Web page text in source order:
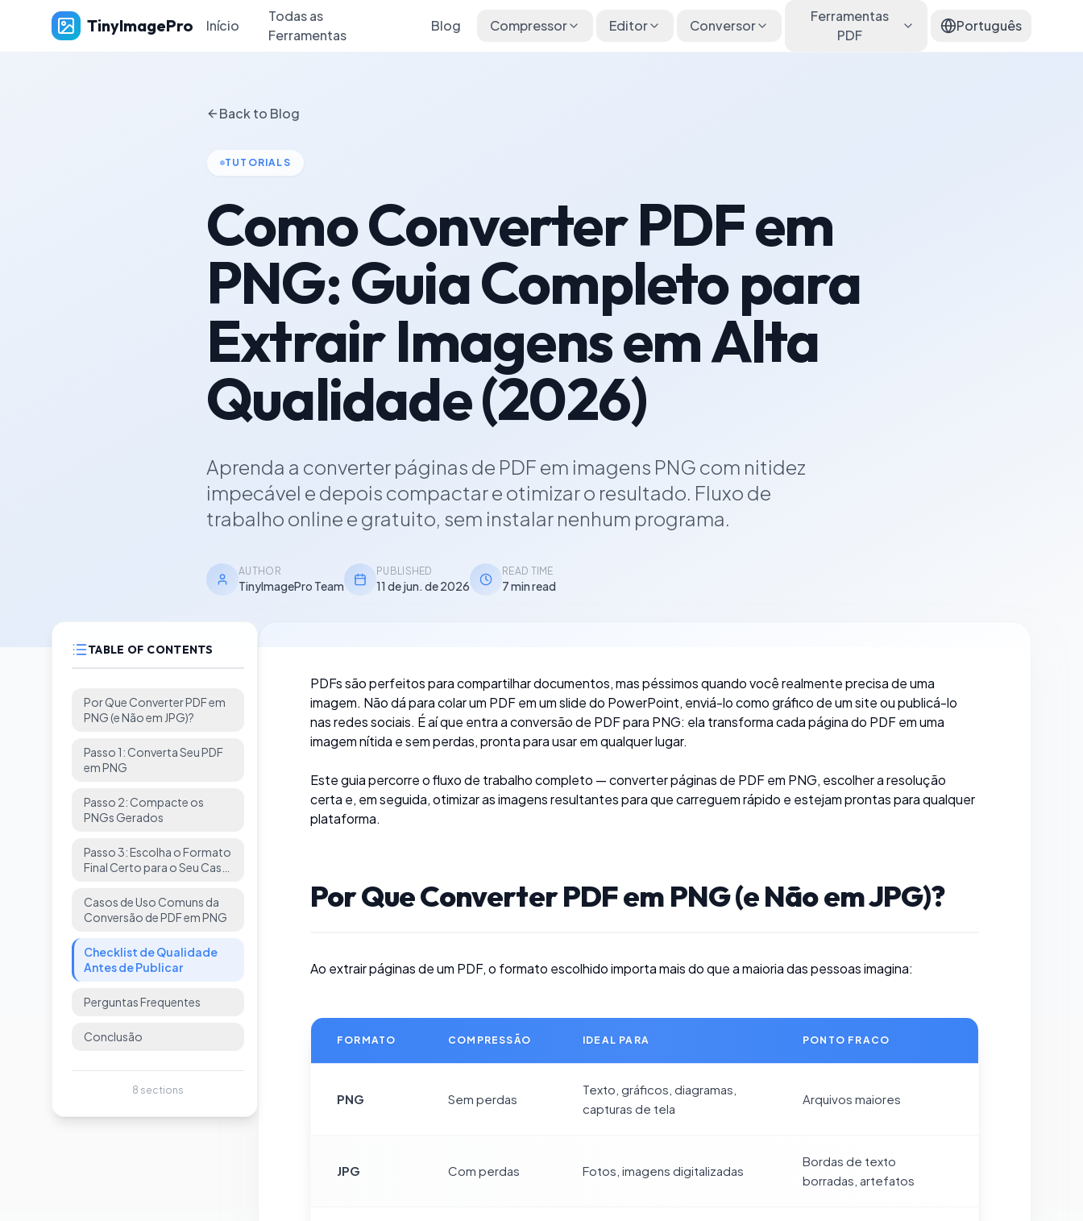
TinyImagePro Início
Todas as
Ferramentas
Blog Compressor Editor Conversor
Ferramentas
PDF
Português
Back to Blog
TUTORIALS
Como Converter PDF em
PNG: Guia Completo para
Extrair Imagens em Alta
Qualidade (2026)
Aprenda a converter páginas de PDF em imagens PNG com nitidez
impecável e depois compactar e otimizar o resultado. Fluxo de
trabalho online e gratuito, sem instalar nenhum programa.
AUTHOR
TinyImagePro Team
PUBLISHED
11 de jun. de 2026
READ TIME
7 min read
TABLE OF CONTENTS
Por Que Converter PDF em
PNG (e Não em JPG)?
Passo 1: Converta Seu PDF
em PNG
Passo 2: Compacte os
PNGs Gerados
Passo 3: Escolha o Formato
Final Certo para o Seu Caso
Casos de Uso Comuns da
Conversão de PDF em PNG
Checklist de Qualidade
Antes de Publicar
Perguntas Frequentes
Conclusão
8 sections
PDFs são perfeitos para compartilhar documentos, mas péssimos quando você realmente precisa de uma
imagem. Não dá para colar um PDF em um slide do PowerPoint, enviá-lo como gráfico de um site ou publicá-lo
nas redes sociais. É aí que entra a conversão de PDF para PNG: ela transforma cada página do PDF em uma
imagem nítida e sem perdas, pronta para usar em qualquer lugar.
Este guia percorre o fluxo de trabalho completo — converter páginas de PDF em PNG, escolher a resolução
certa e, em seguida, otimizar as imagens resultantes para que carreguem rápido e estejam prontas para qualquer
plataforma.
Por Que Converter PDF em PNG (e Não em JPG)?
Ao extrair páginas de um PDF, o formato escolhido importa mais do que a maioria das pessoas imagina:
FORMATO COMPRESSÃO IDEAL PARA PONTO FRACO
PNG Sem perdas
Texto, gráficos, diagramas,
capturas de tela
Arquivos maiores
JPG Com perdas Fotos, imagens digitalizadas
Bordas de texto
borradas, artefatos